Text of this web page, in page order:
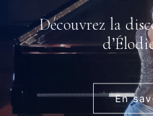
Découvrez la
En